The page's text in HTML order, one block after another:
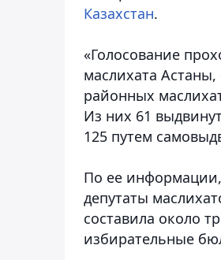
Казахстан.
«Голосование
маслихата Астаны,
районных
Из них 61
125 путем
По ее
депутаты
составила около
избирательные